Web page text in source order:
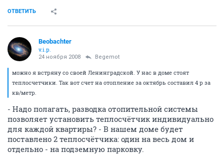
ОТВЕТИТЬ
Beobachter
v.i.p.
24 ноября 2008 Begemot
можно я встряну со своей Ленинградской. У нас в доме стоят
теплосчетчики. Так вот счет на отопление за октябрь составил 4 р за
кв/метр.
- Надо полагать, разводка отопительной системы
позволяет установить теплосчётчик индивидуально
для каждой квартиры? - В нашем доме будет
поставлено 2 теплосчётчика: один на весь дом и
отдельно - на подземную парковку.